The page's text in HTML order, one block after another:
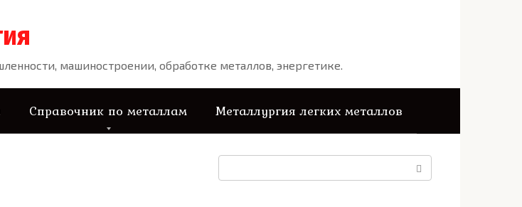
машиностроении, обработке металлов, энергетике.
Справочник по металлам Металлургия легких металлов